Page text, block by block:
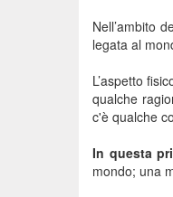
Nell’ambito
legata al
L’aspetto
qualche
c'è qualche
In questa
mondo; una